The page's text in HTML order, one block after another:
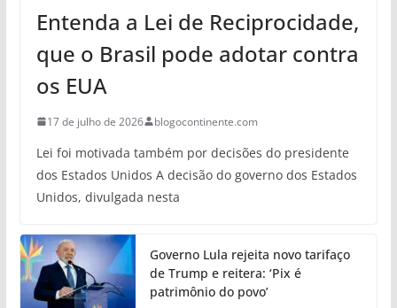
Entenda a Lei de Reciprocidade,
que o Brasil pode adotar contra
os EUA
17 de julho de 2026 blogocontinente.com
Lei foi motivada também por decisões do presidente
dos Estados Unidos A decisão do governo dos Estados
Unidos, divulgada nesta
Governo Lula rejeita novo tarifaço
de Trump e reitera: ‘Pix é
patrimônio do povo’